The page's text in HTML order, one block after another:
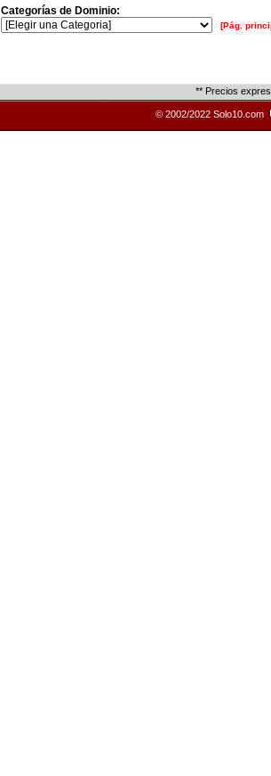
Categorías de Dominio:
[Pág.
** Precios
© 2002/2022 Solo10.com